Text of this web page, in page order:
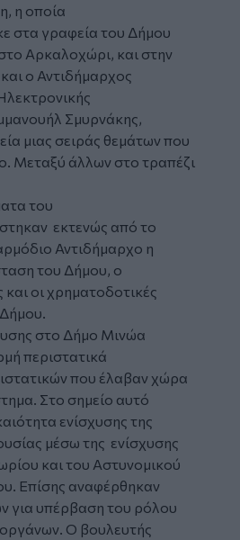
η οποία
στα γραφεία του Δήμου
Αρκαλοχώρι, και στην
ο Αντιδήμαρχος
Σμυρνάκης,
μιας σειράς θεμάτων που
Μεταξύ άλλων στο τραπέζι
του
εκτενώς από το
Αντιδήμαρχο η
του Δήμου, ο
οι χρηματοδοτικές
στο Δήμο Μινώα
περιστατικά
που έλαβαν χώρα
Στο σημείο αυτό
ενίσχυσης της
μέσω της ενίσχυσης
και του Αστυνομικού
Επίσης αναφέρθηκαν
για υπέρβαση του ρόλου
Ο βουλευτής